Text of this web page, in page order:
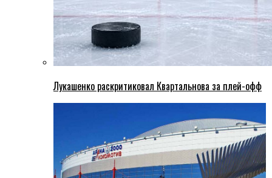
Лукашенко раскритиковал Квартальнова за плей-офф